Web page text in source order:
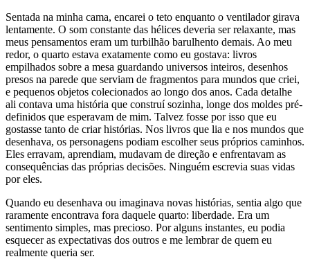
Sentada na minha cama, encarei o teto enquanto o ventilador girava
lentamente. O som constante das hélices deveria ser relaxante, mas
meus pensamentos eram um turbilhão barulhento demais. Ao meu
redor, o quarto estava exatamente como eu gostava: livros
empilhados sobre a mesa guardando universos inteiros, desenhos
presos na parede que serviam de fragmentos para mundos que criei,
e pequenos objetos colecionados ao longo dos anos. Cada detalhe
ali contava uma história que construí sozinha, longe dos moldes pré-
definidos que esperavam de mim. Talvez fosse por isso que eu
gostasse tanto de criar histórias. Nos livros que lia e nos mundos que
desenhava, os personagens podiam escolher seus próprios caminhos.
Eles erravam, aprendiam, mudavam de direção e enfrentavam as
consequências das próprias decisões. Ninguém escrevia suas vidas
por eles.
Quando eu desenhava ou imaginava novas histórias, sentia algo que
raramente encontrava fora daquele quarto: liberdade. Era um
sentimento simples, mas precioso. Por alguns instantes, eu podia
esquecer as expectativas dos outros e me lembrar de quem eu
realmente queria ser.